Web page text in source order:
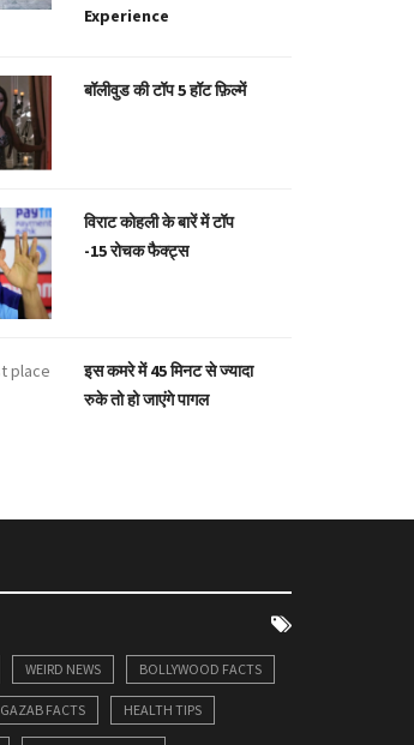
Experience
बॉलीवुड की टॉप 5 हॉट फ़िल्में
विराट कोहली के बारें में टॉप
-15 रोचक फैक्ट्स
इस कमरे में 45 मिनट से ज्यादा
रुके तो हो जाएंगे पागल
WEIRD NEWS BOLLYWOOD FACTS
GAZAB FACTS HEALTH TIPS